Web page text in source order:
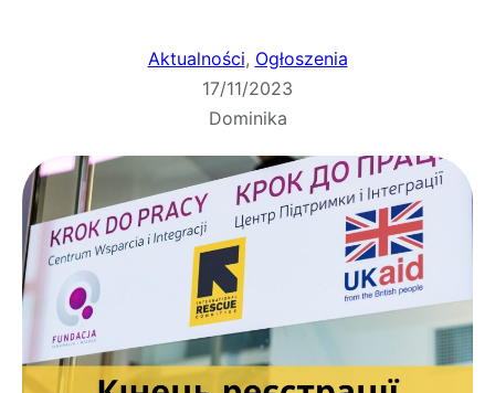
Dominika
17/11/2023
Aktualności, Ogłoszenia